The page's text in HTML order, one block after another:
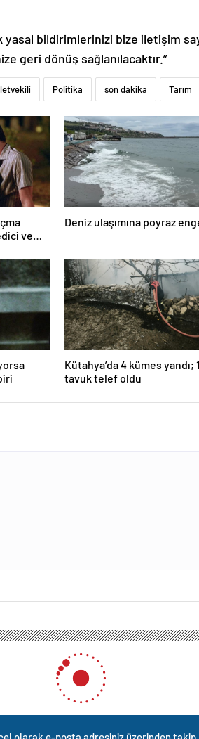
bildirimlerinizi bize iletişim
geri dönüş sağlanılacaktır.”
Politika son dakika Tarım
ve
Deniz ulaşımına poyraz
Kütahya’da 4 kümes yandı;
tavuk telef oldu